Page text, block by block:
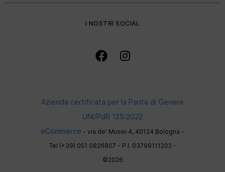
I NOSTRI SOCIAL
Azienda certificata per la Parità di Genere
UNI/PdR 125:2022
eCommerce - via de' Musei 4, 40124 Bologna -
Tel (+39) 051 0826807 - P.I. 03799111202 -
©2026